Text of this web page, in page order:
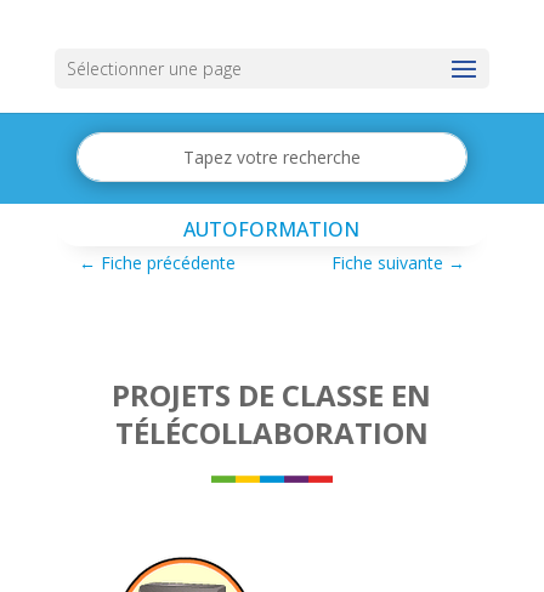
Sélectionner une page
AUTOFORMATION
← Fiche précédente Fiche suivante →
PROJETS DE CLASSE EN
TÉLÉCOLLABORATION